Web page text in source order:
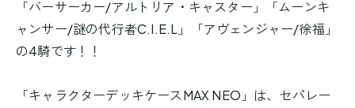
「バーサーカー/アルトリア・キャスター」「ムーンキ
ャンサー/謎の代行者C.I.E.L」「アヴェンジャー/徐福」
の4騎です！！
「キャラクターデッキケースMAX NEO」は、セパレー